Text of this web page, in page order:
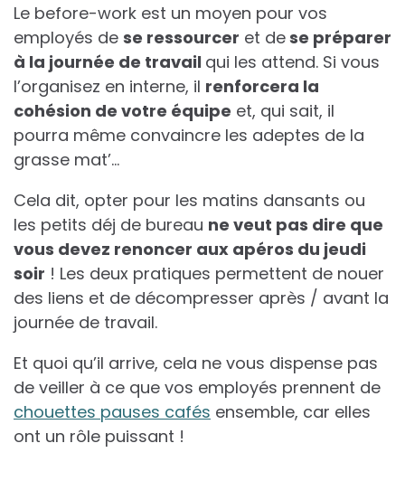
Le before-work est un moyen pour vos
employés de se ressourcer et dese préparer
à la journée de travail qui les attend. Si vous
l’organisez en interne, il renforcera la
cohésion de votre équipe et, qui sait, il
pourra même convaincre les adeptes de la
grasse mat’…
Cela dit, opter pour les matins dansants ou
les petits déj de bureau ne veut pas dire que
vous devez renoncer aux apéros du jeudi
soir ! Les deux pratiques permettent de nouer
des liens et de décompresser après / avant la
journée de travail.
Et quoi qu’il arrive, cela ne vous dispense pas
de veiller à ce que vos employés prennent de
chouettes pauses cafés ensemble, car elles
ont un rôle puissant !